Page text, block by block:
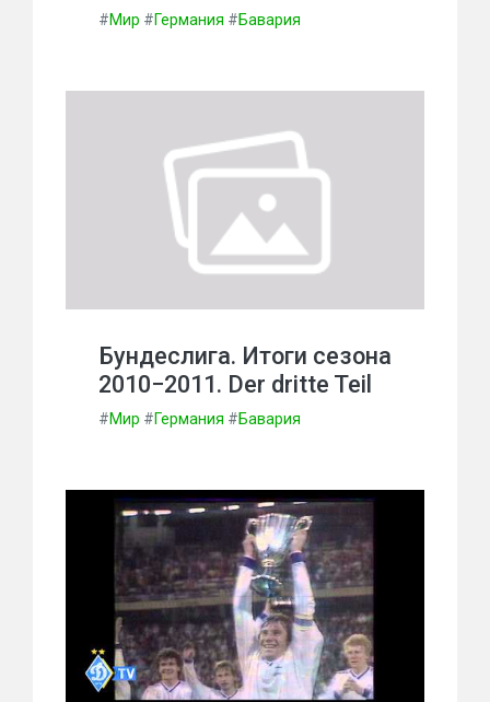
#Мир #Германия #Бавария
Бундеслига. Итоги сезона
2010−2011. Der dritte Teil
#Мир #Германия #Бавария